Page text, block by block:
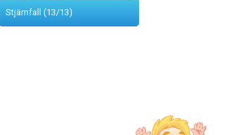
Stjärnfall (13/13)